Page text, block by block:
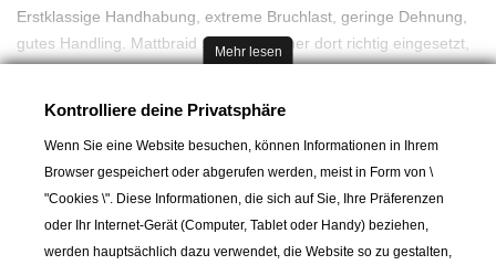
Erstklassige Handhabung, extreme Bruchlast, geringe Dehnung,
gutes Handling. Mattbraid Schot ist immer dort richtig eingesetzt,
wo es auf hohe Leistung ankommt, und wenn Gewicht nicht in
Der Kern wird aus Polyester 12-kardelig lang geschlagen. Eine
extrem belastbare, abriebfeste, dehnungsarme - und trotzdem
angenehm zu handhabende Schot.
Eigenschaften
- Matte Oberfläche, extrem griffig
Mehr lesen
A partir de :4,30 CHF
Kontrolliere deine Privatsphäre
Wenn Sie eine Website besuchen, können Informationen in Ihrem
Browser gespeichert oder abgerufen werden, meist in Form von \
"Cookies \". Diese Informationen, die sich auf Sie, Ihre Präferenzen
oder Ihr Internet-Gerät (Computer, Tablet oder Handy) beziehen,
werden hauptsächlich dazu verwendet, die Website so zu gestalten,